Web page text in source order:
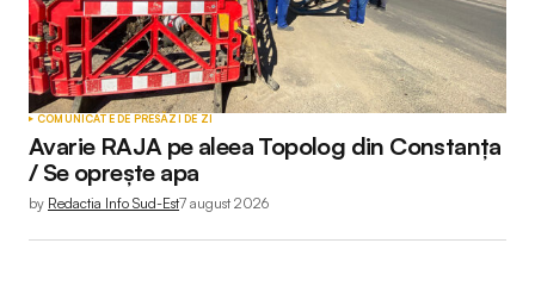
COMUNICATE DE PRESĂZI DE ZI
Avarie RAJA pe aleea Topolog din Constanța
/ Se oprește apa
by Redactia Info Sud-Est7 august 2026